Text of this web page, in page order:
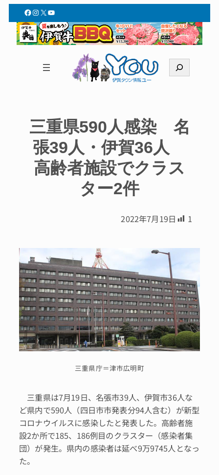
Facebook
Instagram
X YouTube
索
三重県590人感染 名
張39人・伊賀36人
高齢者施設でクラス
ター2件
2022年7月19日 1
三重県庁＝津市広明町
三重県は7月19日、名張市39人、伊賀市36人な
ど県内で590人（四日市市発表分94人含む）が新型
コロナウイルスに感染したと発表した。高齢者施
設2か所で185、186例目のクラスター（感染者集
団）が発生。県内の感染者は延べ9万9745人となっ
た。